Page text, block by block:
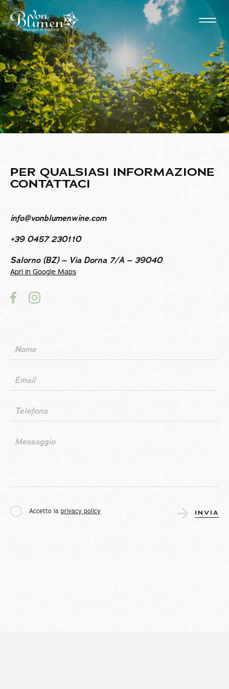
CHI SIAMO
TERRITORIO
NEWS
CONTATTI
PER QUALSIASI INFORMAZIONE
CONTATTACI
info@vonblumenwine.com
+39 0457 230110
Salorno (BZ) – Via Dorna 7/A – 39040
Apri in Google Maps
Nome
Email
Telefono
Messaggio
Accetto la privacy policy INVIA